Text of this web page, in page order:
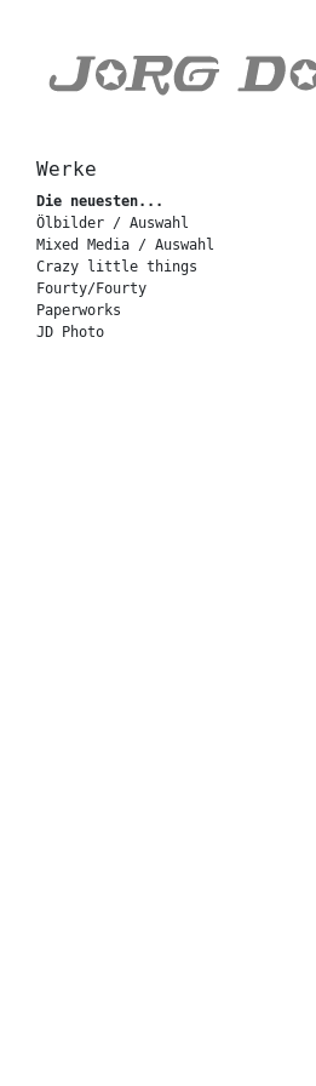
Werke
Die neuesten...
Ölbilder / Auswahl
Mixed Media / Auswahl
Crazy little things
Fourty/Fourty
Paperworks
JD Photo